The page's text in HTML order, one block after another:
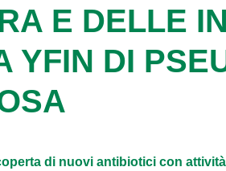
E DELLE
YFIN DI
di nuovi antibiotici con